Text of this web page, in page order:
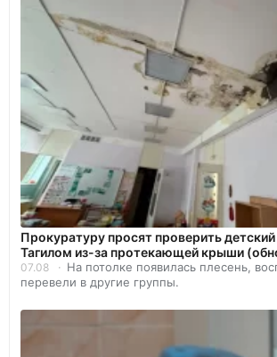
Прокуратуру просят проверить
Тагилом из-за протекающей крыши
07.08
На потолке появилась плесень,
перевели в другие группы.